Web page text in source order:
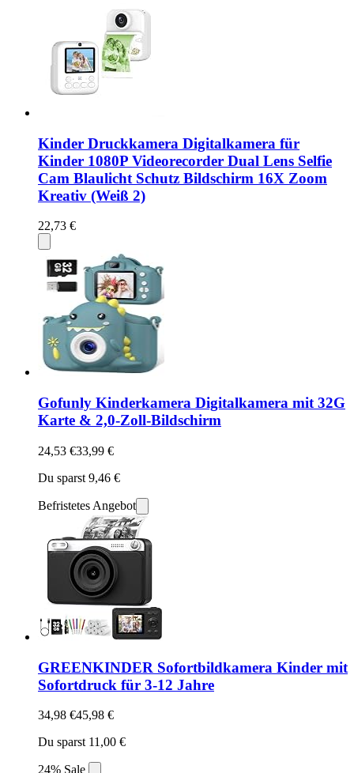
Kinder Druckkamera Digitalkamera für
Kinder 1080P Videorecorder Dual Lens Selfie
Cam Blaulicht Schutz Bildschirm 16X Zoom
Kreativ (Weiß 2)
22,73 €
Gofunly Kinderkamera Digitalkamera mit 32G
Karte & 2,0-Zoll-Bildschirm
24,53 €33,99 €
Du sparst 9,46 €
Befristetes Angebot
GREENKINDER Sofortbildkamera Kinder mit
Sofortdruck für 3-12 Jahre
34,98 €45,98 €
Du sparst 11,00 €
24% Sale